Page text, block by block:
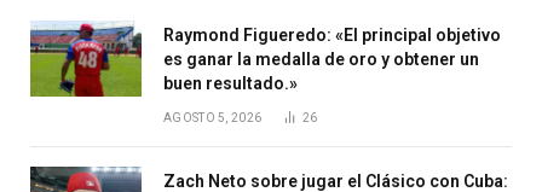
Raymond Figueredo: «El principal objetivo
es ganar la medalla de oro y obtener un
buen resultado.»
AGOSTO 5, 2026 26
Zach Neto sobre jugar el Clásico con Cuba: